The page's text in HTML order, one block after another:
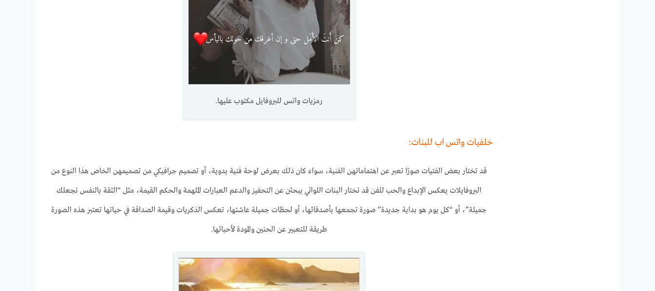
رمزيات واتس للبروفايل مكتوب عليها.
خلفيات واتس اب للبنات:
قد تختار بعض الفتيات صورًا تعبر عن اهتماماتهن الفنية، سواء كان ذلك بعرض لوحة فنية يدوية، أو تصميم جرافيكي من تصميمهن الخاص هذا النوع من
البروفايلات يعكس الإبداع والحب للفن قد تختار البنات اللواتي يبحثن عن التحفيز والدعم العبارات الملهمة والحكم القيمة، مثل “الثقة بالنفس تجعلك
جميلة”، أو “كل يوم هو بداية جديدة” صورة تجمعها بأصدقائها، أو لحظات جميلة عاشتها، تعكس الذكريات وقيمة الصداقة في حياتها تعتبر هذه الصورة
طريقة للتعبير عن الحنين والمودة لأحبائها.